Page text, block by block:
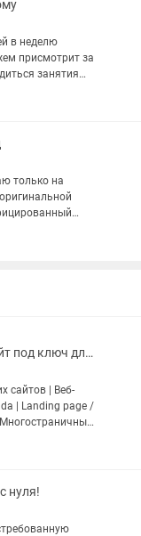
в неделю
присмотрит за
занятия
только на
10.000тг,
Веб-дизайнер. Сайт под ключ для бизнеса Figma, Tilda.
сайтов | Веб-
| Landing page /
сайты
нуля!